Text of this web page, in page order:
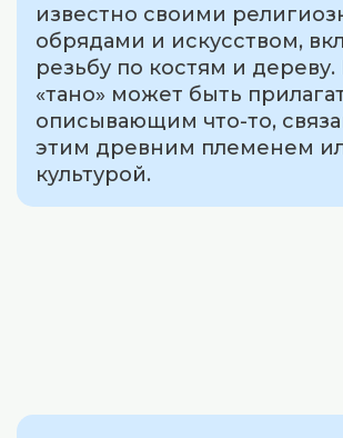
известно своими
обрядами и искусством,
резьбу по костям и
«тано» может быть
описывающим что-то,
этим древним племенем
культурой.